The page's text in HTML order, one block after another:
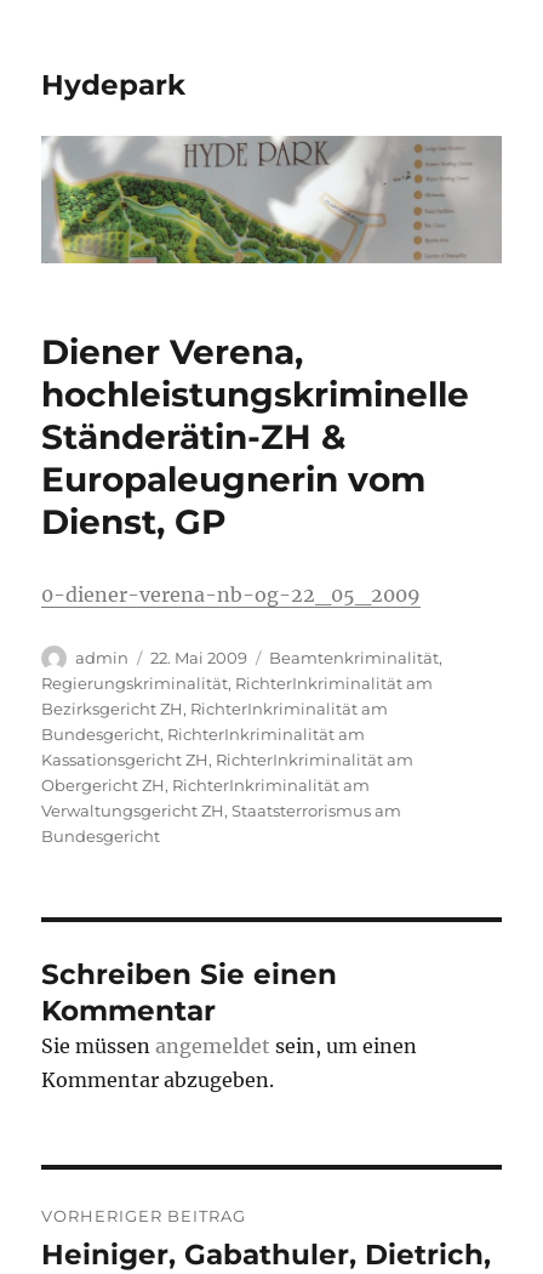
Hydepark
Diener Verena,
hochleistungskriminelle
Ständerätin-ZH &
Europaleugnerin vom
Dienst, GP
0-diener-verena-nb-og-22_05_2009
Autor
admin
Veröffentlicht
am
22. Mai 2009 Kategorien
Beamtenkriminalität,
Regierungskriminalität, RichterInkriminalität am
Bezirksgericht ZH, RichterInkriminalität am
Bundesgericht, RichterInkriminalität am
Kassationsgericht ZH, RichterInkriminalität am
Obergericht ZH, RichterInkriminalität am
Verwaltungsgericht ZH,Staatsterrorismus am
Bundesgericht
Schreiben Sie einen
Kommentar
Sie müssenangemeldet sein, um einen
Kommentar abzugeben.
Navigation
VORHERIGER BEITRAG
Vorheriger
Heiniger, Gabathuler, Dietrich,